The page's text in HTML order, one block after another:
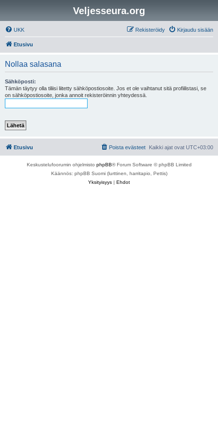
Veljesseura.org
UKK Kirjaudu sisään
Rekisteröidy
Etusivu
Nollaa salasana
Sähköposti:
Tämän täytyy olla tiliisi liitetty sähköpostiosoite. Jos et ole vaihtanut sitä profiilistasi, se
on sähköpostiosoite, jonka annoit rekisteröinnin yhteydessä.
Etusivu Kaikki ajat ovat UTC+03:00
Poista evästeet
Keskustelufoorumin ohjelmisto phpBB® Forum Software © phpBB Limited
Käännös: phpBB Suomi (lurttinen, harritapio, Pettis)
Yksityisyys | Ehdot